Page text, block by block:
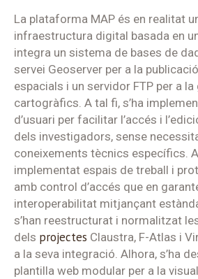
La plataforma MAP és en realitat
infraestructura digital basada en
integra un sistema de bases de
servei Geoserver per a la
espacials i un servidor FTP per a
cartogràfics. A tal fi, s’ha
d’usuari per facilitar l’accés i
dels investigadors, sense
coneixements tècnics específics.
implementat espais de treball i
amb control d’accés que en
interoperabilitat mitjançant
s’han reestructurat i normalitzat
dels projectes Claustra, F-Atlas i
a la seva integració. Alhora, s’ha
plantilla web modular per a la